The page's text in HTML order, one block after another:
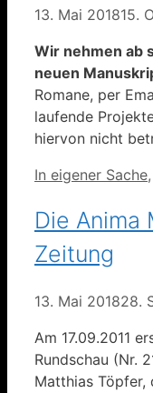
13. Mai 201815.
Wir nehmen ab
neuen
Romane, per
laufende
hiervon nicht
Kategorien
In eigener Sache,
Die Anima
Zeitung
13. Mai 201828.
Am 17.09.2011
Rundschau (Nr.
Matthias Töpfer,